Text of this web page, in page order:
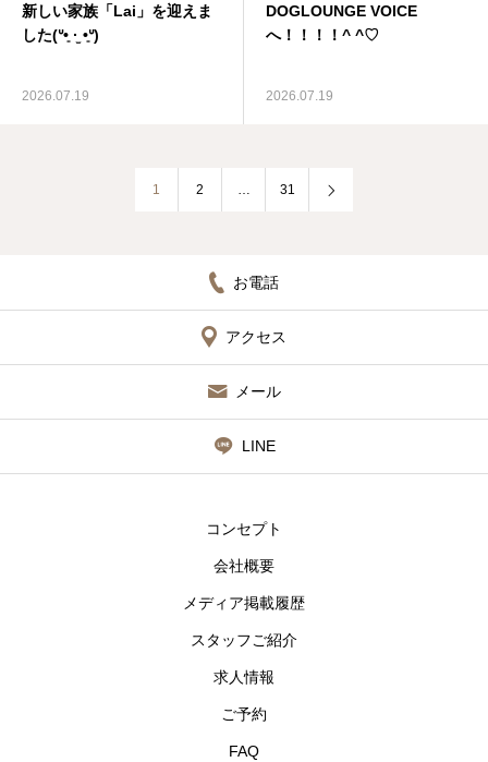
新しい家族「Lai」を迎えま
した(ᐡ•͈ ·̫ •͈ᐡ)
2026.07.19
DOGLOUNGE VOICE
へ！！！！^ ^♡
2026.07.19
1 2 31
お電話
アクセス
メール
LINE
コンセプト
会社概要
メディア掲載履歴
スタッフご紹介
求人情報
ご予約
FAQ